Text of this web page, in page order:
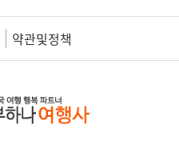
약관및정책